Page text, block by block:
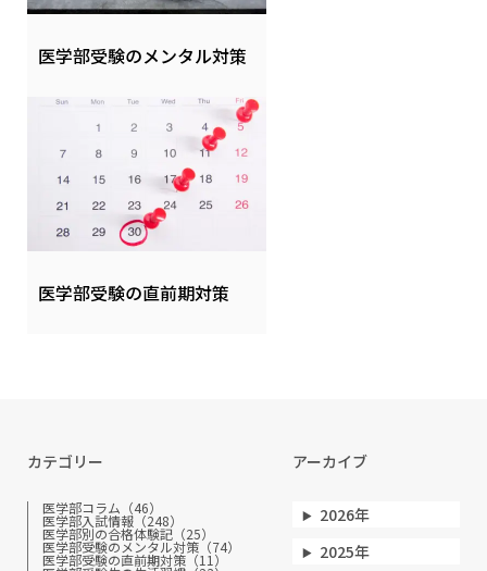
医学部受験のメンタル対策
医学部受験の直前期対策
カテゴリー
医学部コラム（46）
医学部入試情報（248）
医学部別の合格体験記（25）
医学部受験のメンタル対策（74）
医学部受験の直前期対策（11）
アーカイブ
2026年
2025年